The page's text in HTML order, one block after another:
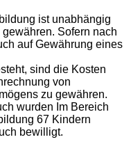
ist unabhängig
Sofern nach
auf Gewährung eines
sind die Kosten
von
zu gewähren.
wurden Im Bereich
67 Kindern
bewilligt.